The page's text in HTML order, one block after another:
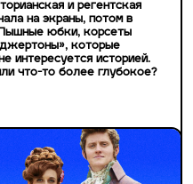
и регентская
на экраны, потом в
юбки, корсеты
которые
интересуется историей.
что-то более глубокое?